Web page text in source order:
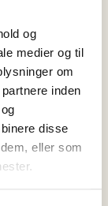
og
medier og til
om
inden
disse
eller som
ved
torsdag har
død cirka…